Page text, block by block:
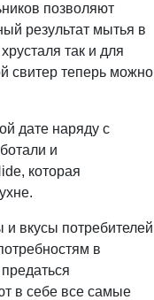
позволяют
результат мытья в
так и для
свитер теперь можно
дате наряду с
и
которая
и вкусы потребителей
в
в себе все самые